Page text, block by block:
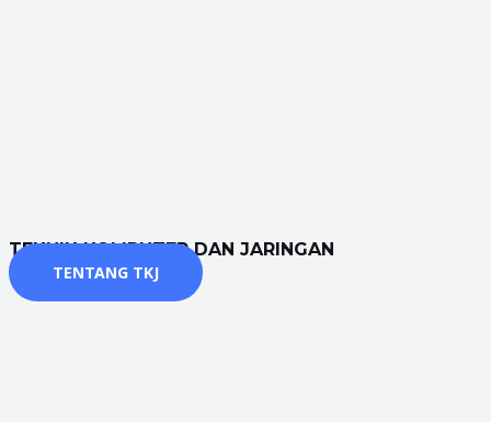
TEKNIK KOMPUTER DAN JARINGAN
TENTANG TKJ